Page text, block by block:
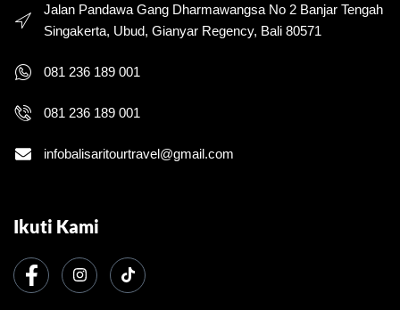
Jalan Pandawa Gang Dharmawangsa No 2 Banjar Tengah
Singakerta, Ubud, Gianyar Regency, Bali 80571
081 236 189 001
081 236 189 001
infobalisaritourtravel@gmail.com
Ikuti Kami